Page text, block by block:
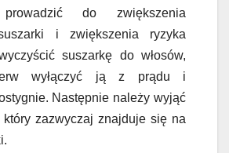
do zwiększenia
i zwiększenia ryzyka
suszarkę do włosów,
wyłączyć ją z prądu i
Następnie należy wyjąć
który zazwyczaj znajduje się na